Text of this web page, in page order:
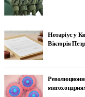
Нотаріус у
Вікторія